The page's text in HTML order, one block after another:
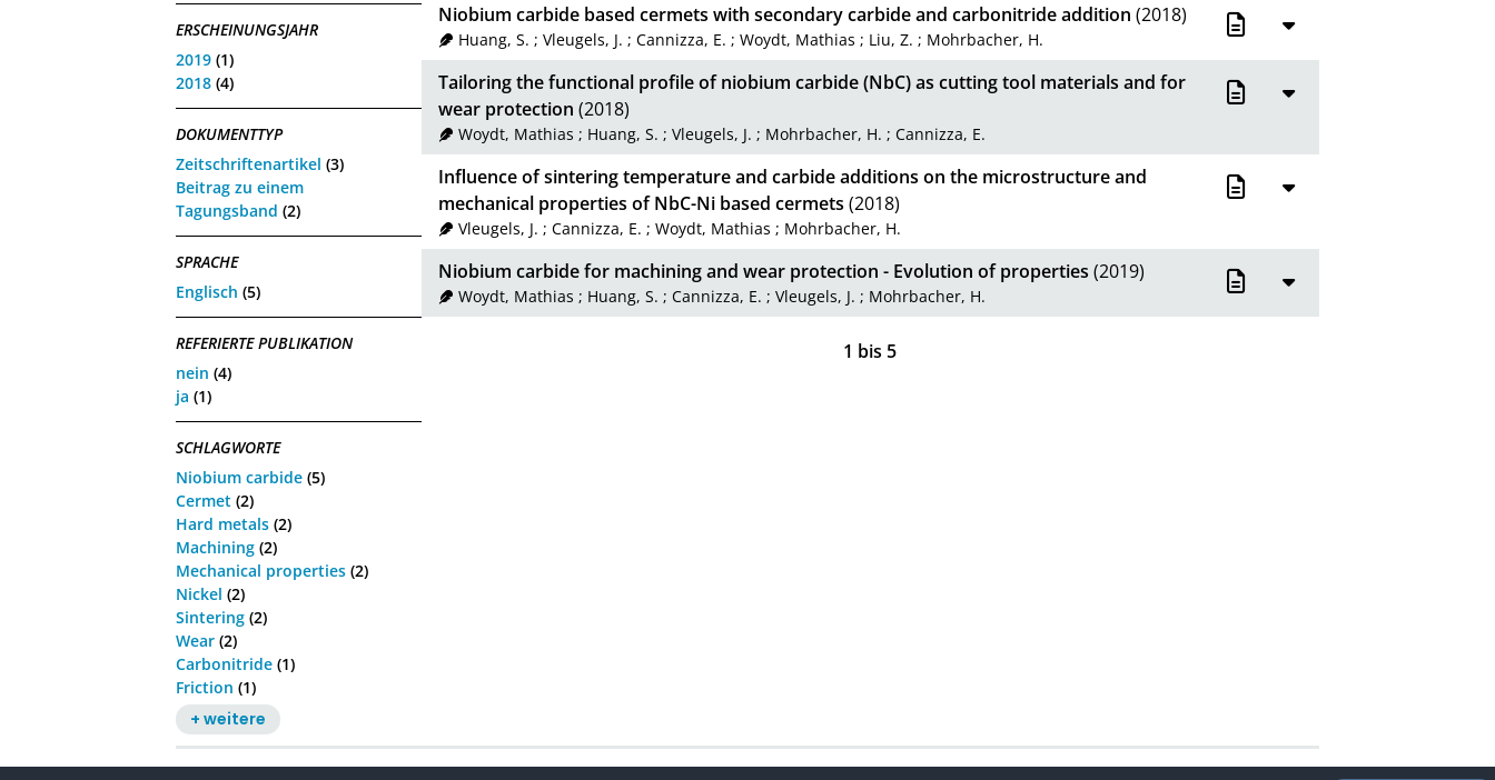
ERSCHEINUNGSJAHR
2019 (1)
2018 (4)
DOKUMENTTYP
Zeitschriftenartikel (3)
Beitrag zu einem
Tagungsband (2)
SPRACHE
Englisch (5)
REFERIERTE PUBLIKATION
nein (4)
ja (1)
SCHLAGWORTE
Niobium carbide (5)
Cermet (2)
Hard metals (2)
Machining (2)
Mechanical properties (2)
Nickel (2)
Sintering (2)
Wear (2)
Carbonitride (1)
Friction (1)
+ weitere
XML
100
Niobium carbide based cermets with secondary carbide and carbonitride addition (2018)
Huang, S. ;Vleugels, J. ;Cannizza, E. ;Woydt, Mathias ; Liu, Z. ; Mohrbacher, H.
Tailoring the functional profile of niobium carbide (NbC) as cutting tool materials and for
wear protection (2018)
Woydt, Mathias ; Huang, S. ;Vleugels, J. ; Mohrbacher, H. ;Cannizza, E.
Influence of sintering temperature and carbide additions on the microstructure and
mechanical properties of NbC-Ni based cermets (2018)
Vleugels, J. ;Cannizza, E. ;Woydt, Mathias ; Mohrbacher, H.
Niobium carbide for machining and wear protection - Evolution of properties (2019)
Woydt, Mathias ; Huang, S. ;Cannizza, E. ;Vleugels, J. ; Mohrbacher, H.
1 bis5